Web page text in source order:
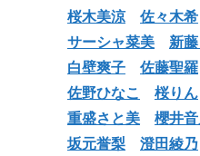
桜木美涼
佐々木希
サーシャ菜美
新
白壁爽子
佐藤聖羅
佐野ひなこ
桜りん
重盛さと美
櫻井
坂元誉梨
澄田綾乃